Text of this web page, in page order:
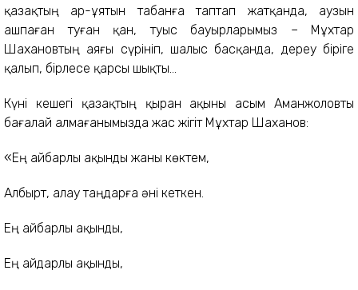
қазақтың ар-ұятын табанға таптап жатқанда, аузын
ашпаған туған қан, туыс бауырларымыз – Мұхтар
Шахановтың аяғы сүрініп, шалыс басқанда, дереу біріге
қалып, бірлесе қарсы шықты...
Күні кешегі қазақтың қыран ақыны Қасым Аманжоловты
бағалай алмаға­­нымызда жас жігіт Мұхтар Шаханов:
«Ең айбарлы ақынды жаны көктем,
Албырт, алау таңдарға әні кеткен.
Ең айбарлы ақынды,
Ең айдарлы ақынды,